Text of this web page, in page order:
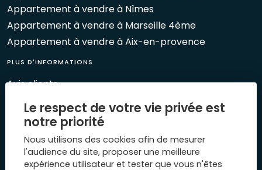
Le respect de votre vie privée est
notre priorité
Nous utilisons des cookies afin de mesurer
l'audience du site, proposer une meilleure
expérience utilisateur et tester que vous n'êtes
Appartement à vendre à Nîmes
Appartement à vendre à Marseille 4ème
Appartement à vendre à Aix-en-provence
PLUS D'INFORMATIONS
Avis clients
Le Mag 1894
Nos évènements
Biens vendus
Plan du site
Mentions légales